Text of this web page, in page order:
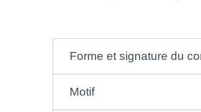
Forme et signature du
Motif